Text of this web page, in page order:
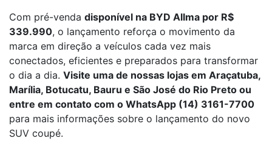
Com pré-venda disponível na BYD Allma por R$
339.990, o lançamento reforça o movimento da
marca em direção a veículos cada vez mais
conectados, eficientes e preparados para transformar
o dia a dia. Visite uma de nossas lojas em Araçatuba,
Marília, Botucatu, Bauru e São José do Rio Preto ou
entre em contato com o WhatsApp (14) 3161-7700
para mais informações sobre o lançamento do novo
SUV coupé.